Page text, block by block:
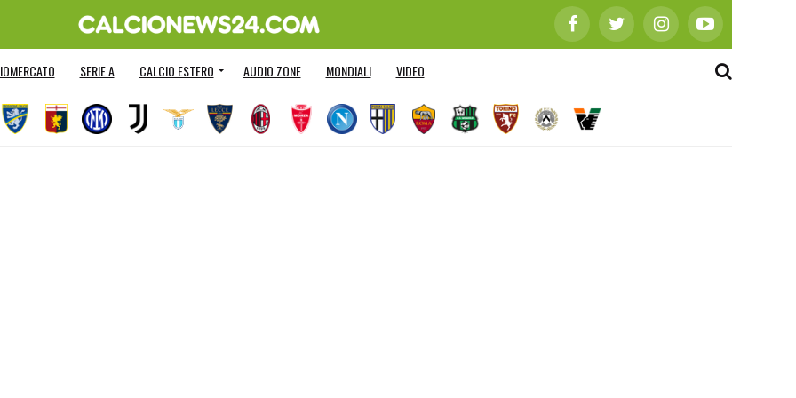
SERIE A CALCIO ESTERO AUDIO ZONE MONDIALI VIDEO